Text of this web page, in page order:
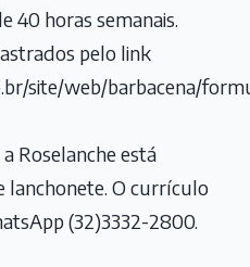
40 horas semanais.
pelo link
site/web/barbacena/
Roselanche está
O currículo
(32)3332-2800.